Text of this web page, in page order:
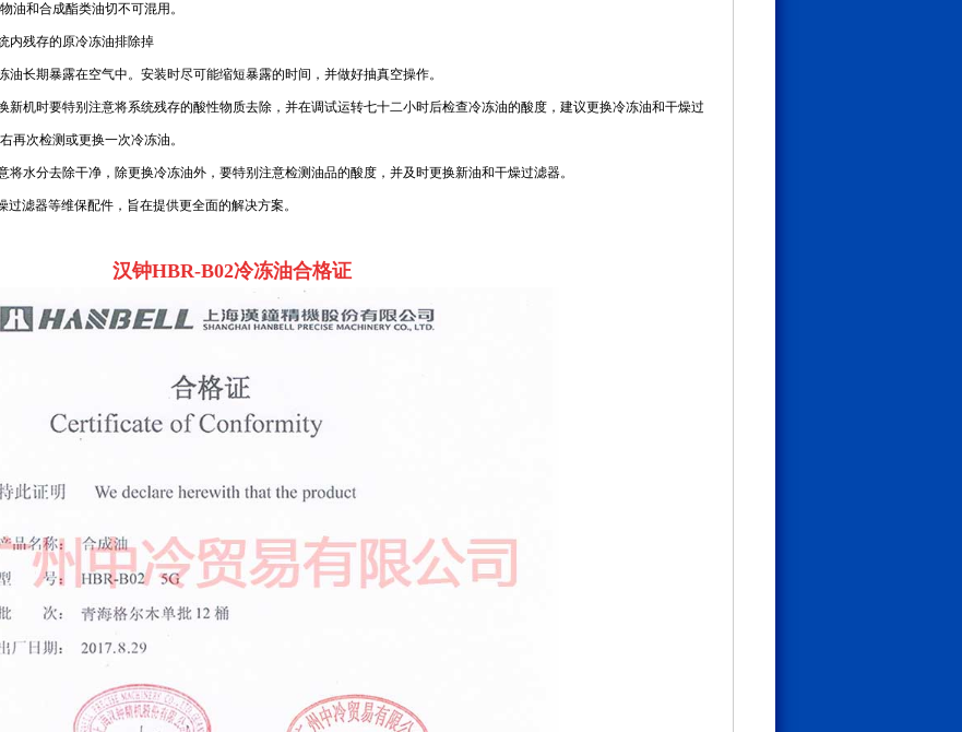
油和合成酯类油切不可混用。
内残存的原冷冻油排除掉
长期暴露在空气中。安装时尽可能缩短暴露的时间，并做好抽真空操作。
新机时要特别注意将系统残存的酸性物质去除，并在调试运转七十二小时后检查冷冻油的酸度，建议更换冷冻油和干燥过
再次检测或更换一次冷冻油。
水分去除干净，除更换冷冻油外，要特别注意检测油品的酸度，并及时更换新油和干燥过滤器。
滤器等维保配件，旨在提供更全面的解决方案。
汉钟HBR-B02冷冻油合格证